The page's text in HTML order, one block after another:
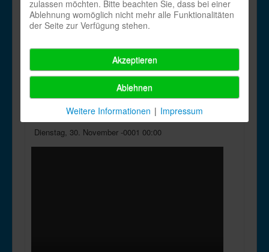
Dangerous Fire_de.pdf
Last_mod:
Dienstag, 30. November -0001 00:00
Dienstag, 30. November -0001 00:00
zulassen möchten. Bitte beachten Sie, dass bei einer
Ablehnung womöglich nicht mehr alle Funktionalitäten
der Seite zur Verfügung stehen.
Akzeptieren
Ablehnen
Weitere Informationen | Impressum